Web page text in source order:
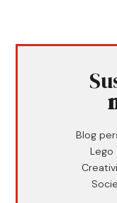
Blog
Lego